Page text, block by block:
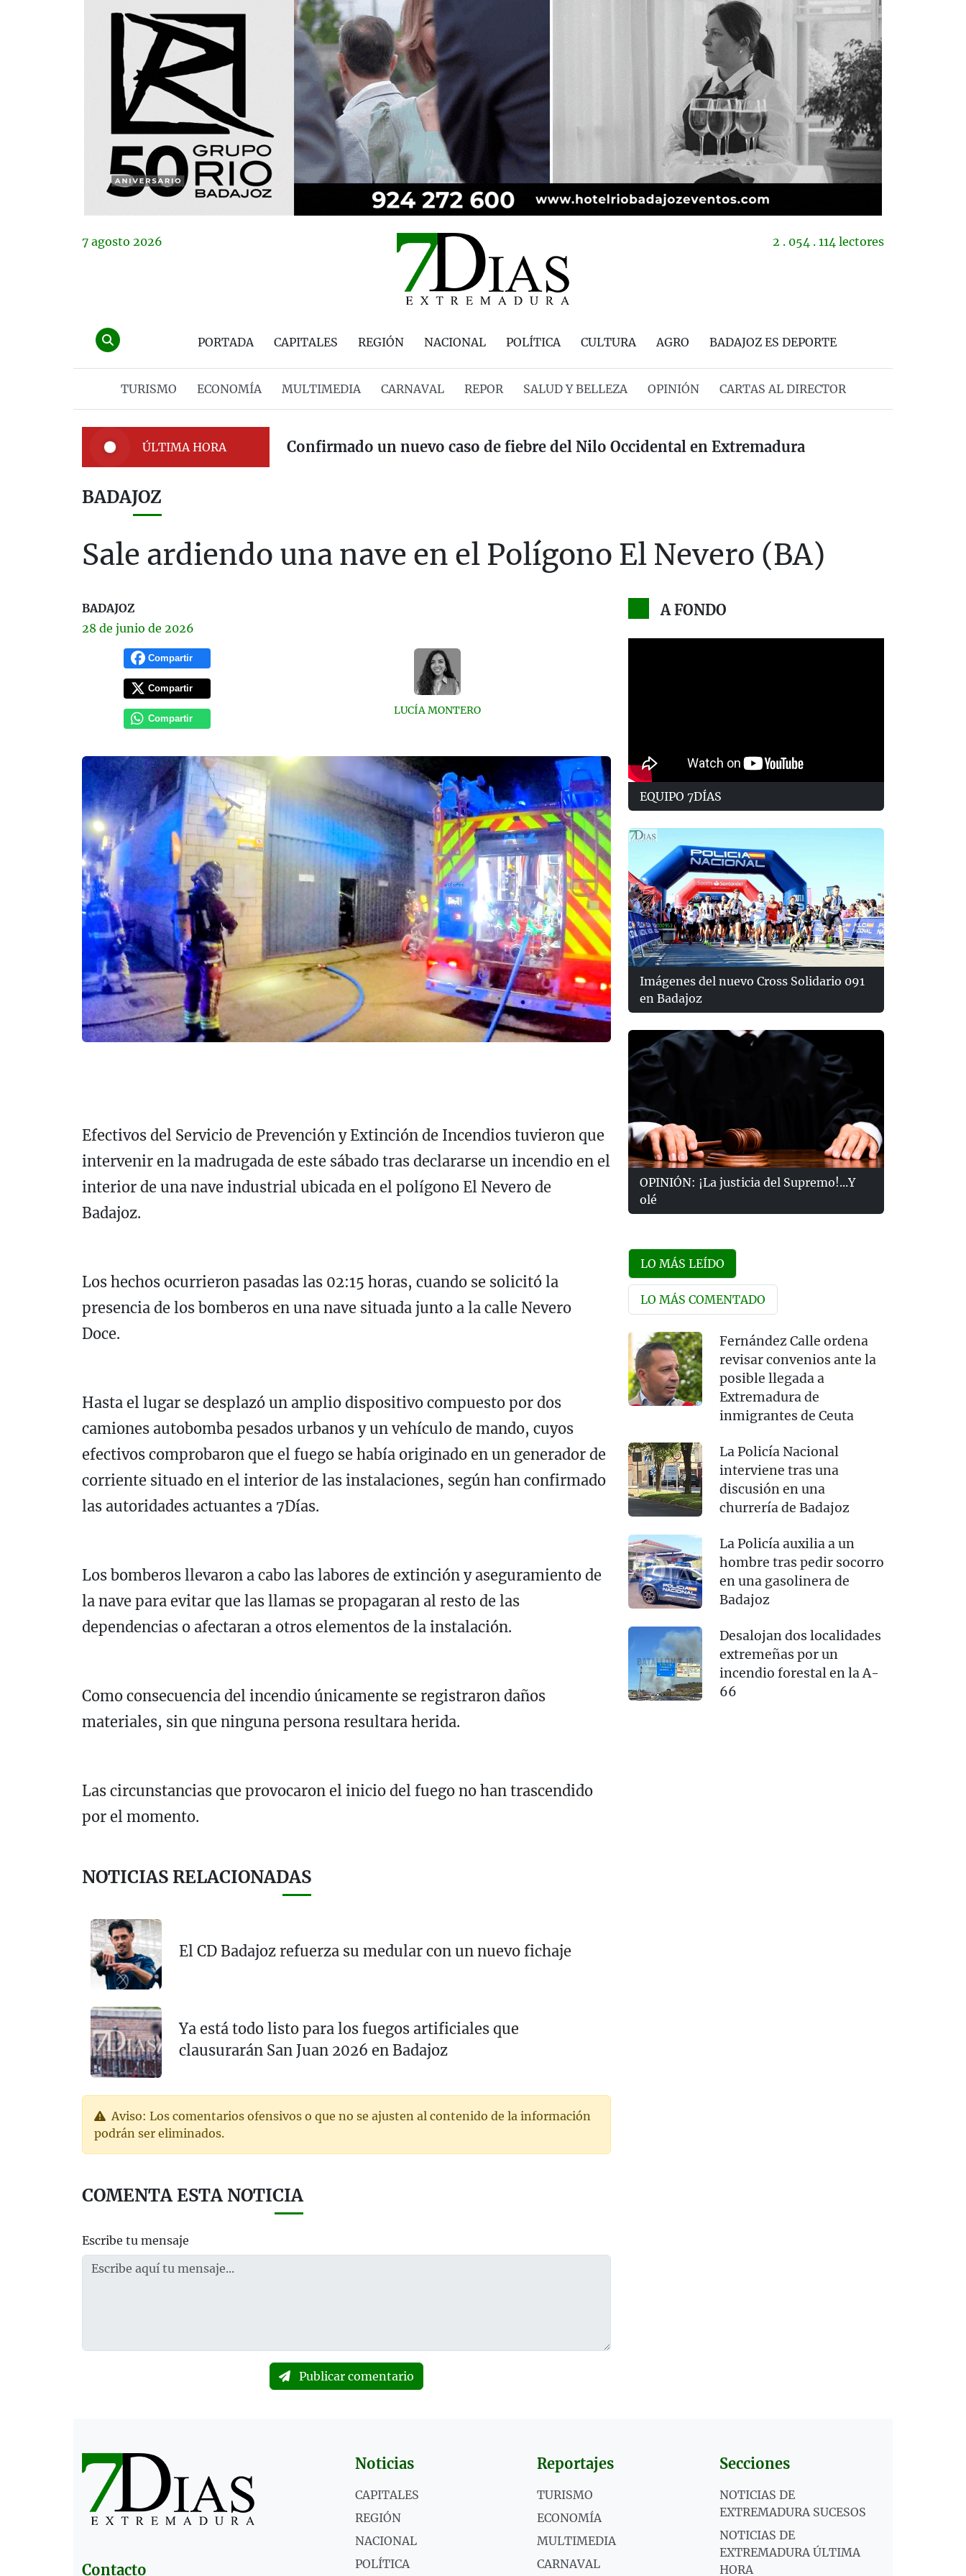
7 agosto 2026 2 . 054 . 114 lectores
PORTADA CAPITALES REGIÓN NACIONAL POLÍTICA CULTURA AGRO BADAJOZ ES DEPORTE
TURISMO ECONOMÍA MULTIMEDIA CARNAVAL REPOR SALUD Y BELLEZA OPINIÓN CARTAS AL DIRECTOR
ÚLTIMA HORA Confirmado un nuevo caso de fiebre del Nilo Occidental en Extremadura
BADAJOZ
Sale ardiendo una nave en el Polígono El Nevero (BA)
BADAJOZ
28 de junio de 2026
Compartir
Compartir
Compartir
LUCÍA MONTERO
Efectivos del Servicio de Prevención y Extinción de Incendios tuvieron que
intervenir en la madrugada de este sábado tras declararse un incendio en el
interior de una nave industrial ubicada en el polígono El Nevero de
Badajoz.
Los hechos ocurrieron pasadas las 02:15 horas, cuando se solicitó la
presencia de los bomberos en una nave situada junto a la calle Nevero
Doce.
Hasta el lugar se desplazó un amplio dispositivo compuesto por dos
camiones autobomba pesados urbanos y un vehículo de mando, cuyos
efectivos comprobaron que el fuego se había originado en un generador de
corriente situado en el interior de las instalaciones, según han confirmado
las autoridades actuantes a 7Días.
Los bomberos llevaron a cabo las labores de extinción y aseguramiento de
la nave para evitar que las llamas se propagaran al resto de las
dependencias o afectaran a otros elementos de la instalación.
Como consecuencia del incendio únicamente se registraron daños
materiales, sin que ninguna persona resultara herida.
Las circunstancias que provocaron el inicio del fuego no han trascendido
por el momento.
NOTICIAS RELACIONADAS
El CD Badajoz refuerza su medular con un nuevo fichaje
Ya está todo listo para los fuegos artificiales que
clausurarán San Juan 2026 en Badajoz
Aviso: Los comentarios ofensivos o que no se ajusten al contenido de la información
podrán ser eliminados.
COMENTA ESTA NOTICIA
Escribe tu mensaje
Publicar comentario
A FONDO
EQUIPO 7DÍAS
Imágenes del nuevo Cross Solidario 091
en Badajoz
OPINIÓN: ¡La justicia del Supremo!...Y
olé
LO MÁS LEÍDO
LO MÁS COMENTADO
Fernández Calle ordena
revisar convenios ante la
posible llegada a
Extremadura de
inmigrantes de Ceuta
La Policía Nacional
interviene tras una
discusión en una
churrería de Badajoz
La Policía auxilia a un
hombre tras pedir socorro
en una gasolinera de
Badajoz
Desalojan dos localidades
extremeñas por un
incendio forestal en la A-
66
Contacto
Noticias
CAPITALES
REGIÓN
NACIONAL
POLÍTICA
Reportajes
TURISMO
ECONOMÍA
MULTIMEDIA
CARNAVAL
Secciones
NOTICIAS DE
EXTREMADURA SUCESOS
NOTICIAS DE
EXTREMADURA ÚLTIMA
HORA